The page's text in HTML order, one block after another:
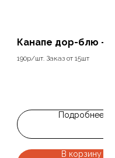
Канапе дор-блю -
190р/шт. Заказ от 15шт
Подробнее
В корзину